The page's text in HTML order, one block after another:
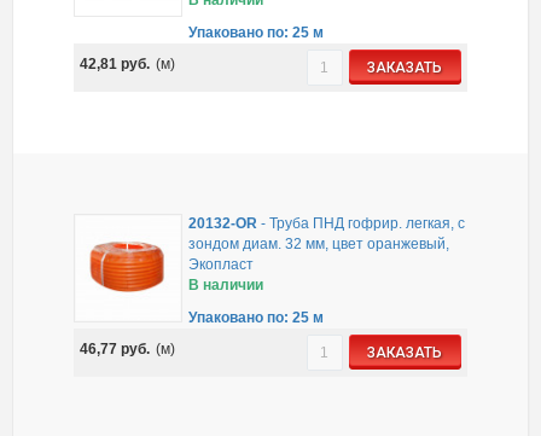
Упаковано по: 25 м
42,81руб. (м) ЗАКАЗАТЬ
20132-OR -Труба ПНД гофрир. легкая, с
зондом диам. 32 мм, цвет оранжевый,
Экопласт
В наличии
Упаковано по: 25 м
46,77руб. (м) ЗАКАЗАТЬ